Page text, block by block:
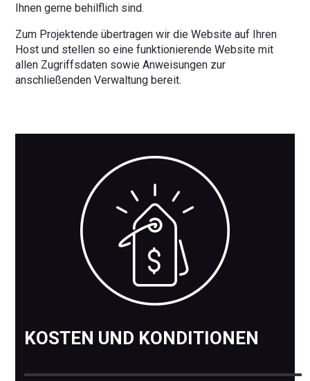
Ihnen gerne behilflich sind.
Zum Projektende übertragen wir die Website auf Ihren
Host und stellen so eine funktionierende Website mit
allen Zugriffsdaten sowie Anweisungen zur
anschließenden Verwaltung bereit.
KOSTEN UND KONDITIONEN